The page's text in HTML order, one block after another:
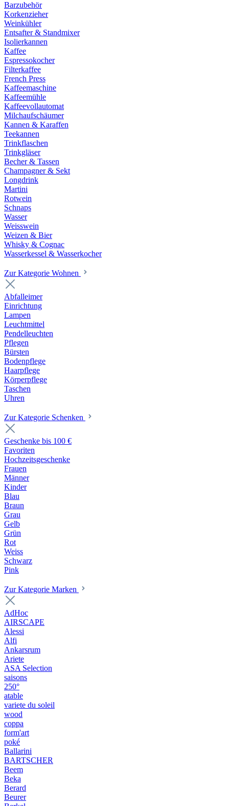
Barzubehör
Korkenzieher
Weinkühler
Entsafter & Standmixer
Isolierkannen
Kaffee
Espressokocher
Filterkaffee
French Press
Kaffeemaschine
Kaffeemühle
Kaffeevollautomat
Milchaufschäumer
Kannen & Karaffen
Teekannen
Trinkflaschen
Trinkgläser
Becher & Tassen
Champagner & Sekt
Longdrink
Martini
Rotwein
Schnaps
Wasser
Weisswein
Weizen & Bier
Whisky & Cognac
Wasserkessel & Wasserkocher
Zur Kategorie Wohnen
Abfalleimer
Einrichtung
Lampen
Leuchtmittel
Pendelleuchten
Pflegen
Bürsten
Bodenpflege
Haarpflege
Körperpflege
Taschen
Uhren
Zur Kategorie Schenken
Geschenke bis 100 €
Favoriten
Hochzeitsgeschenke
Frauen
Männer
Kinder
Blau
Braun
Grau
Gelb
Grün
Rot
Weiss
Schwarz
Pink
Zur Kategorie Marken
AdHoc
AIRSCAPE
Alessi
Alfi
Ankarsrum
Ariete
ASA Selection
saisons
250°
atable
variete du soleil
wood
coppa
form'art
poké
Ballarini
BARTSCHER
Beem
Beka
Berard
Beurer